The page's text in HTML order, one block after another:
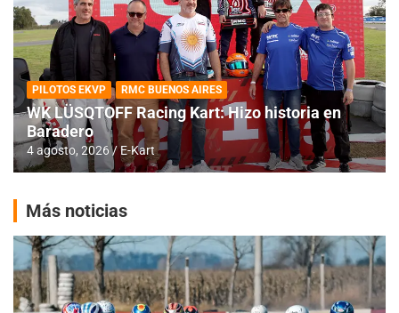
PILOTOS EKVP RMC BUENOS AIRES
WK LÜSQTOFF Racing Kart: Hizo historia en
Baradero
4 agosto, 2026 E-Kart
Más noticias